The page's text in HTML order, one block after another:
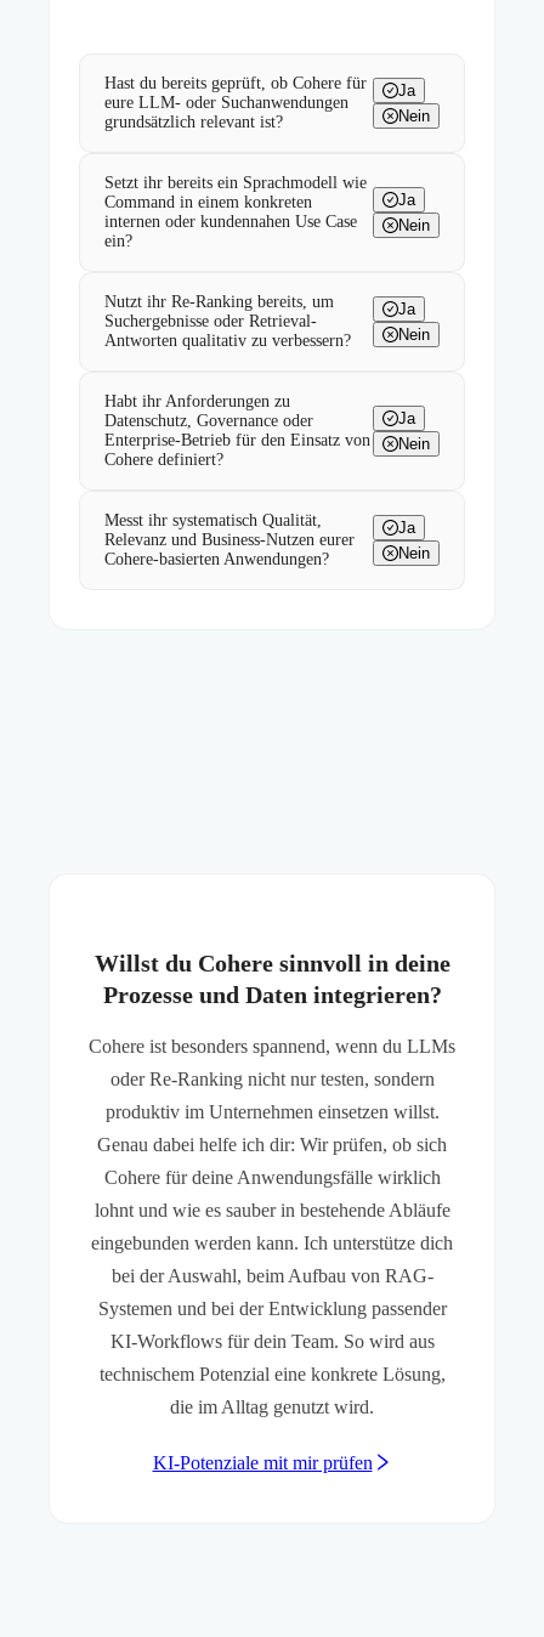
Hast du bereits geprüft, ob Cohere für
eure LLM- oder Suchanwendungen
grundsätzlich relevant ist?
Ja
Nein
Setzt ihr bereits ein Sprachmodell wie
Command in einem konkreten
internen oder kundennahen Use Case
ein?
Ja
Nein
Nutzt ihr Re-Ranking bereits, um
Suchergebnisse oder Retrieval-
Antworten qualitativ zu verbessern?
Ja
Nein
Habt ihr Anforderungen zu
Datenschutz, Governance oder
Enterprise-Betrieb für den Einsatz von
Cohere definiert?
Ja
Nein
Messt ihr systematisch Qualität,
Relevanz und Business-Nutzen eurer
Cohere-basierten Anwendungen?
Ja
Nein
Willst du Cohere sinnvoll in deine
Prozesse und Daten integrieren?
Cohere ist besonders spannend, wenn du LLMs
oder Re-Ranking nicht nur testen, sondern
produktiv im Unternehmen einsetzen willst.
Genau dabei helfe ich dir: Wir prüfen, ob sich
Cohere für deine Anwendungsfälle wirklich
lohnt und wie es sauber in bestehende Abläufe
eingebunden werden kann. Ich unterstütze dich
bei der Auswahl, beim Aufbau von RAG-
Systemen und bei der Entwicklung passender
KI-Workflows für dein Team. So wird aus
technischem Potenzial eine konkrete Lösung,
die im Alltag genutzt wird.
KI-Potenziale mit mir prüfen